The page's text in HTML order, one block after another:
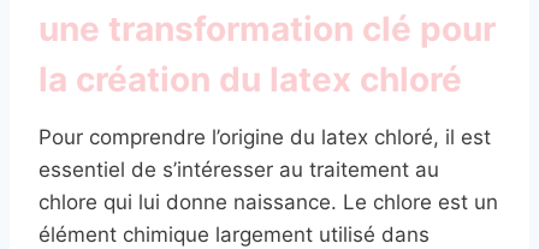
une transformation clé pour
la création du latex chloré
Pour comprendre l’origine du latex chloré, il est
essentiel de s’intéresser au traitement au
chlore qui lui donne naissance. Le chlore est un
élément chimique largement utilisé dans